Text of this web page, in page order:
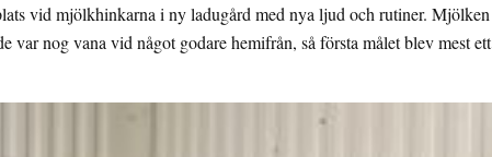
vid mjölkhinkarna i ny ladugård med nya ljud och rutiner. Mjölken
var nog vana vid något godare hemifrån, så första målet blev mest ett